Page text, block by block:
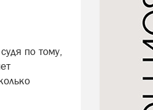
по тому,